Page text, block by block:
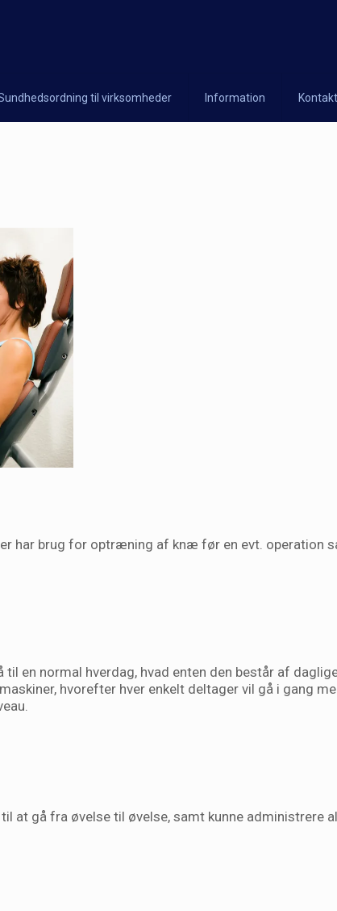
til virksomheder Information Kontakt
har brug for optræning af knæ før en evt. operation
en normal hverdag, hvad enten den består af
hvorefter hver enkelt deltager vil gå i gang
at gå fra øvelse til øvelse, samt kunne administrere